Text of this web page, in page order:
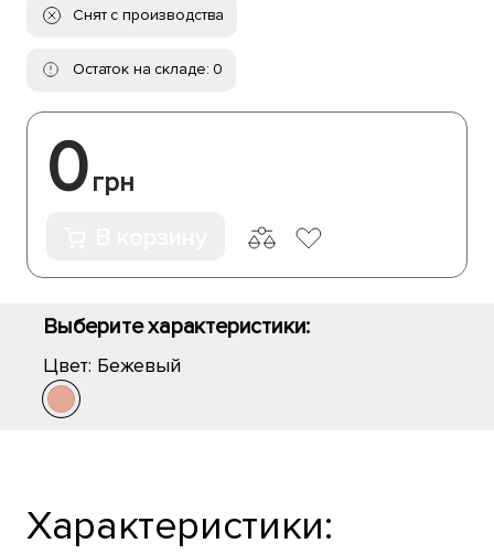
Снят с производства
Остаток на складе: 0
0грн
Выберите характеристики:
Цвет: Бежевый
Характеристики: